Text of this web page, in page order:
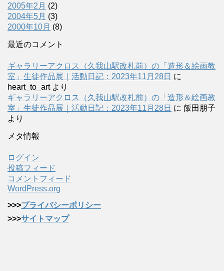
2005年2月 (2)
2004年5月 (3)
2000年10月 (8)
最近のコメント
ギャラリーアクロス（久我山駅改札前）の「造形＆絵画教
室」生徒作品展｜活動日記：2023年11月28日 に
heart_to_artより
ギャラリーアクロス（久我山駅改札前）の「造形＆絵画教
室」生徒作品展｜活動日記：2023年11月28日 に 飯田朋子
より
メタ情報
ログイン
投稿フィード
コメントフィード
WordPress.org
>>>プライバシーポリシー
>>>サイトマップ